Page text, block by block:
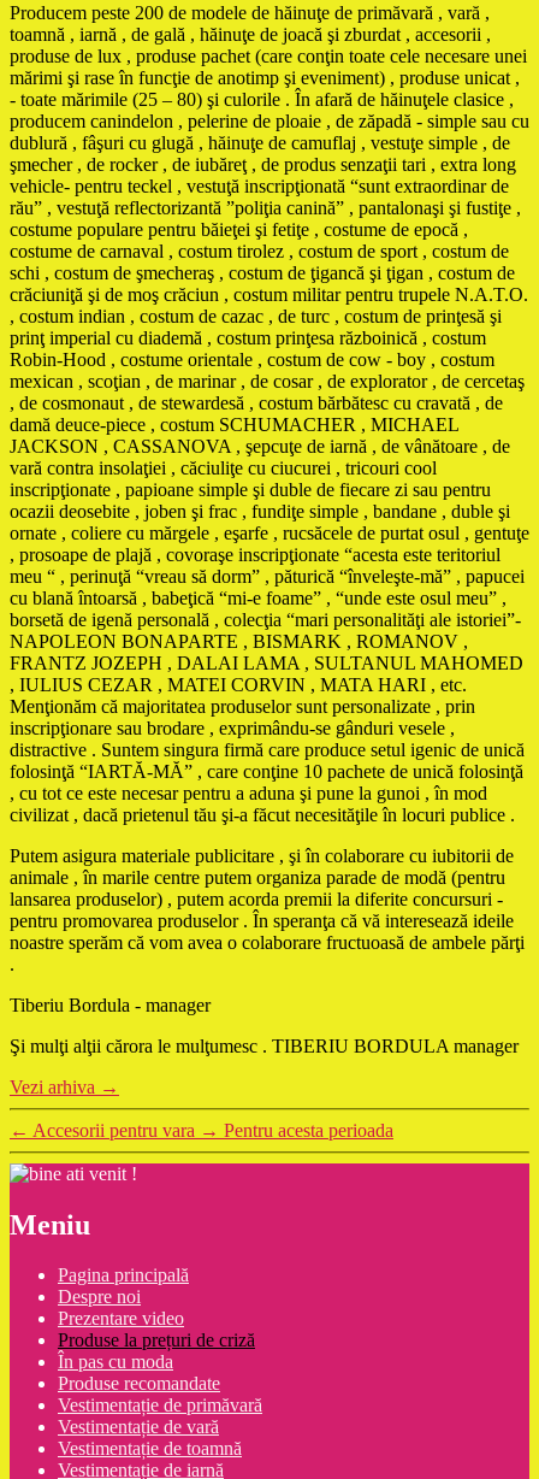
Producem peste 200 de modele de hăinuţe de primăvară , vară ,
toamnă , iarnă , de gală , hăinuţe de joacă şi zburdat , accesorii ,
produse de lux , produse pachet (care conţin toate cele necesare unei
mărimi şi rase în funcţie de anotimp şi eveniment) , produse unicat ,
- toate mărimile (25 – 80) şi culorile . În afară de hăinuţele clasice ,
producem canindelon , pelerine de ploaie , de zăpadă - simple sau cu
dublură , fâşuri cu glugă , hăinuţe de camuflaj , vestuţe simple , de
şmecher , de rocker , de iubăreţ , de produs senzaţii tari , extra long
vehicle- pentru teckel , vestuţă inscripţionată “sunt extraordinar de
rău” , vestuţă reflectorizantă ”poliţia canină” , pantalonaşi şi fustiţe ,
costume populare pentru băieţei şi fetiţe , costume de epocă ,
costume de carnaval , costum tirolez , costum de sport , costum de
schi , costum de şmecheraş , costum de ţigancă şi ţigan , costum de
crăciuniţă şi de moş crăciun , costum militar pentru trupele N.A.T.O.
, costum indian , costum de cazac , de turc , costum de prinţesă şi
prinţ imperial cu diademă , costum prinţesa războinică , costum
Robin-Hood , costume orientale , costum de cow - boy , costum
mexican , scoţian , de marinar , de cosar , de explorator , de cercetaş
, de cosmonaut , de stewardesă , costum bărbătesc cu cravată , de
damă deuce-piece , costum SCHUMACHER , MICHAEL
JACKSON , CASSANOVA , şepcuţe de iarnă , de vânătoare , de
vară contra insolaţiei , căciuliţe cu ciucurei , tricouri cool
inscripţionate , papioane simple şi duble de fiecare zi sau pentru
ocazii deosebite , joben şi frac , fundiţe simple , bandane , duble şi
ornate , coliere cu mărgele , eşarfe , rucsăcele de purtat osul , gentuţe
, prosoape de plajă , covoraşe inscripţionate “acesta este teritoriul
meu “ , perinuţă “vreau să dorm” , păturică “înveleşte-mă” , papucei
cu blană întoarsă , babeţică “mi-e foame” , “unde este osul meu” ,
borsetă de igenă personală , colecţia “mari personalităţi ale istoriei”-
NAPOLEON BONAPARTE , BISMARK , ROMANOV ,
FRANTZ JOZEPH , DALAI LAMA , SULTANUL MAHOMED
, IULIUS CEZAR , MATEI CORVIN , MATA HARI , etc.
Menţionăm că majoritatea produselor sunt personalizate , prin
inscripţionare sau brodare , exprimându-se gânduri vesele ,
distractive . Suntem singura firmă care produce setul igenic de unică
folosinţă “IARTĂ-MĂ” , care conţine 10 pachete de unică folosinţă
, cu tot ce este necesar pentru a aduna şi pune la gunoi , în mod
civilizat , dacă prietenul tău şi-a făcut necesităţile în locuri publice .
Putem asigura materiale publicitare , şi în colaborare cu iubitorii de
animale , în marile centre putem organiza parade de modă (pentru
lansarea produselor) , putem acorda premii la diferite concursuri -
pentru promovarea produselor . În speranţa că vă interesează ideile
noastre sperăm că vom avea o colaborare fructuoasă de ambele părţi
.
Tiberiu Bordula - manager
Şi mulţi alţii cărora le mulţumesc . TIBERIU BORDULA manager
Vezi arhiva →
← Accesorii pentru vara → Pentru acesta perioada
Meniu
Pagina principală
Despre noi
Prezentare video
Produse la prețuri de criză
În pas cu moda
Produse recomandate
Vestimentație de primăvară
Vestimentație de vară
Vestimentație de toamnă
Vestimentație de iarnă